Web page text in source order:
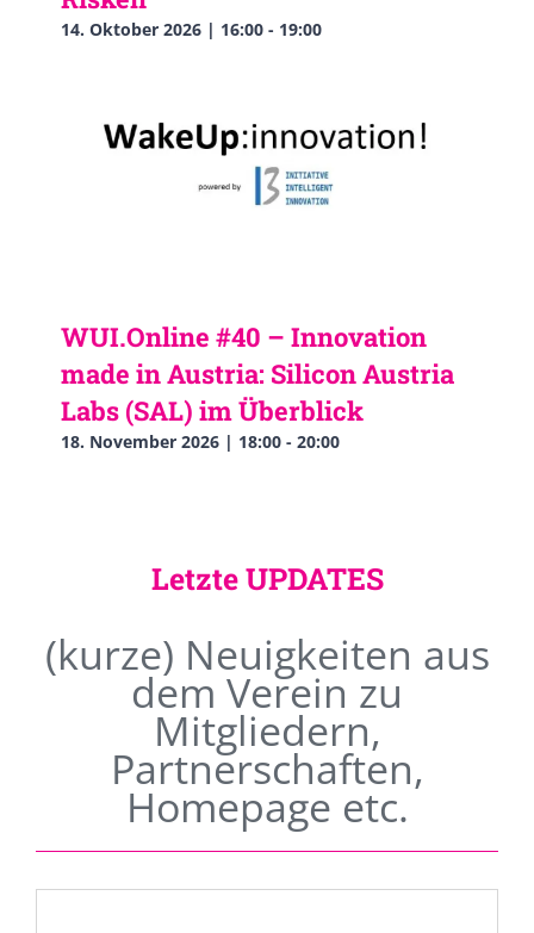
14. Oktober 2026 | 16:00 - 19:00
WUI.Online #40 – Innovation
made in Austria: Silicon Austria
Labs (SAL) im Überblick
18. November 2026 | 18:00 - 20:00
Letzte UPDATES
(kurze) Neuigkeiten aus
dem Verein zu
Mitgliedern,
Partnerschaften,
Homepage etc.